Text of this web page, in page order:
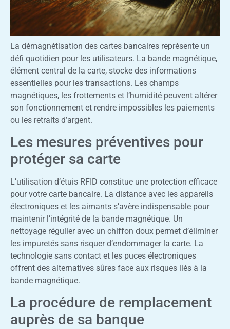
La démagnétisation des cartes bancaires représente un
défi quotidien pour les utilisateurs. La bande magnétique,
élément central de la carte, stocke des informations
essentielles pour les transactions. Les champs
magnétiques, les frottements et l’humidité peuvent altérer
son fonctionnement et rendre impossibles les paiements
ou les retraits d’argent.
Les mesures préventives pour
protéger sa carte
L’utilisation d’étuis RFID constitue une protection efficace
pour votre carte bancaire. La distance avec les appareils
électroniques et les aimants s’avère indispensable pour
maintenir l’intégrité de la bande magnétique. Un
nettoyage régulier avec un chiffon doux permet d’éliminer
les impuretés sans risquer d’endommager la carte. La
technologie sans contact et les puces électroniques
offrent des alternatives sûres face aux risques liés à la
bande magnétique.
La procédure de remplacement
auprès de sa banque